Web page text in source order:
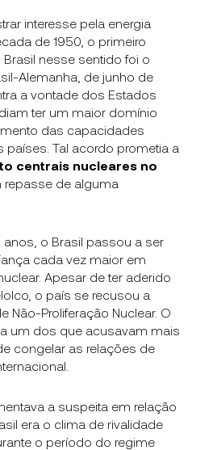
interesse pela energia
de 1950, o primeiro
nesse sentido foi o
Alemanha, de junho de
a vontade dos Estados
ter um maior domínio
das capacidades
países. Tal acordo prometia a
centrais nucleares no
repasse de alguma
o Brasil passou a ser
cada vez maior em
Apesar de ter aderido
o país se recusou a
Não-Proliferação Nuclear. O
um dos que acusavam mais
congelar as relações de
a suspeita em relação
era o clima de rivalidade
o período do regime